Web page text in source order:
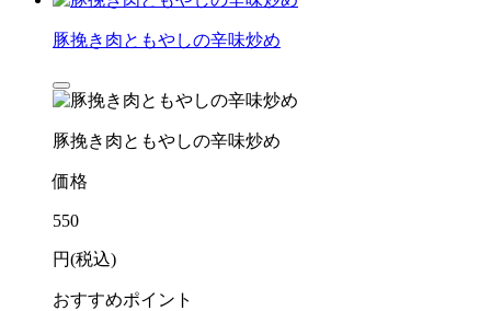
豚挽き肉ともやしの辛味炒め
豚挽き肉ともやしの辛味炒め
価格
550
円(税込)
おすすめポイント